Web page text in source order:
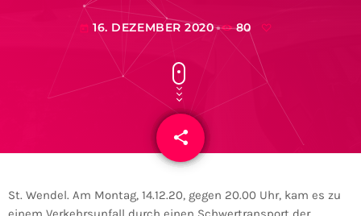
today 16. DEZEMBER 2020 80
share
email
St. Wendel. Am Montag, 14.12.20, gegen 20.00 Uhr, kam es zu